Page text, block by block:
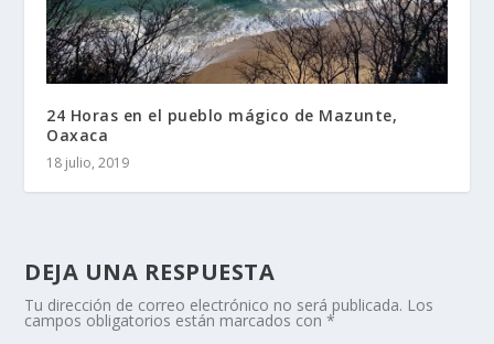
24 Horas en el pueblo mágico de Mazunte,
Oaxaca
18 julio, 2019
DEJA UNA RESPUESTA
Tu dirección de correo electrónico no será publicada. Los
campos obligatorios están marcados con*